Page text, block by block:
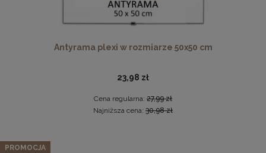
Ramka na zdjęcia 30x60 cm, drewniana w kolorze czarnym
49,99 zł
Fotel LIVIA Muszelka w kolorze czarnym ze złotymi
Antyrama plexi w rozmiarze 50x50 cm
23,98 zł
Cena regularna: 27,99 zł
Najniższa cena: 30,98 zł
PROMOCJA